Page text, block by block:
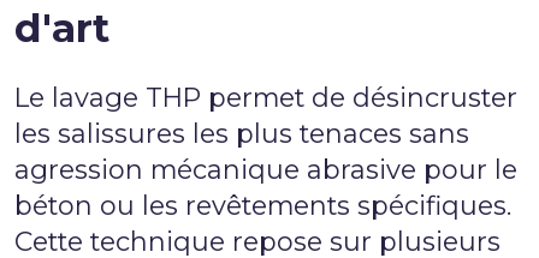
d'art
Le lavage THP permet de désincruster
les salissures les plus tenaces sans
agression mécanique abrasive pour le
béton ou les revêtements spécifiques.
Cette technique repose sur plusieurs